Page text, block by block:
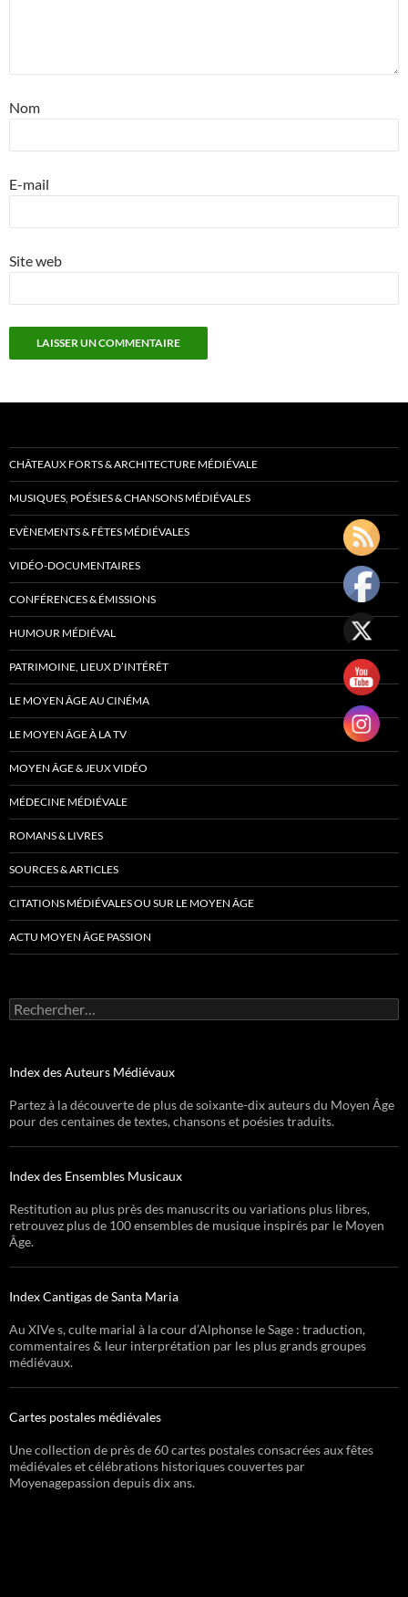
Nom
E-mail
Site web
CHÂTEAUX FORTS & ARCHITECTURE MÉDIÉVALE
MUSIQUES, POÉSIES & CHANSONS MÉDIÉVALES
EVÈNEMENTS & FÊTES MÉDIÉVALES
VIDÉO-DOCUMENTAIRES
CONFÉRENCES & ÉMISSIONS
HUMOUR MÉDIÉVAL
PATRIMOINE, LIEUX D’INTÉRÊT
LE MOYEN ÂGE AU CINÉMA
LE MOYEN ÂGE À LA TV
MOYEN ÂGE & JEUX VIDÉO
MÉDECINE MÉDIÉVALE
ROMANS & LIVRES
SOURCES & ARTICLES
CITATIONS MÉDIÉVALES OU SUR LE MOYEN ÂGE
ACTU MOYEN ÂGE PASSION
Rechercher :
Index des Auteurs Médiévaux
Partez à la découverte de plus de soixante-dix auteurs du Moyen Âge
pour des centaines de textes, chansons et poésies traduits.
Index des Ensembles Musicaux
Restitution au plus près des manuscrits ou variations plus libres,
retrouvez plus de 100 ensembles de musique inspirés par le Moyen
Âge.
Index Cantigas de Santa Maria
Au XIVe s, culte marial à la cour d’Alphonse le Sage : traduction,
commentaires & leur interprétation par les plus grands groupes
médiévaux.
Cartes postales médiévales
Une collection de près de 60 cartes postales consacrées aux fêtes
médiévales et célébrations historiques couvertes par
Moyenagepassion depuis dix ans.